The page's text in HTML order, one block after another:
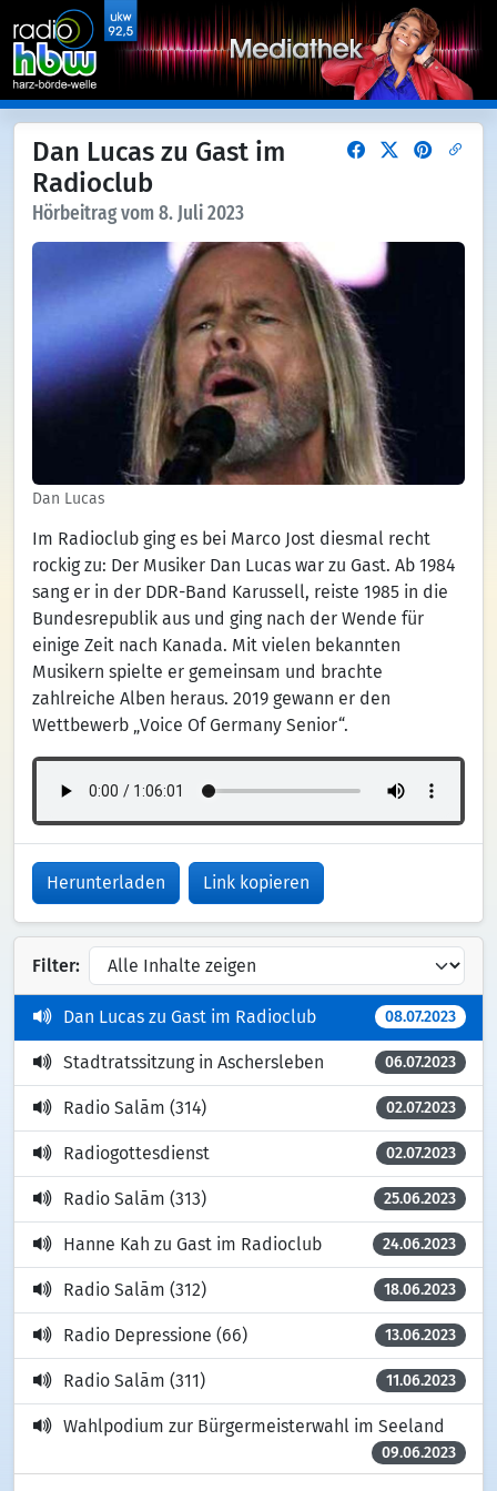
Dan Lucas zu Gast im
Radioclub
Hörbeitrag vom 8. Juli 2023
Dan Lucas
Im Radioclub ging es bei Marco Jost diesmal recht
rockig zu: Der Musiker Dan Lucas war zu Gast. Ab 1984
sang er in der DDR-Band Karussell, reiste 1985 in die
Bundesrepublik aus und ging nach der Wende für
einige Zeit nach Kanada. Mit vielen bekannten
Musikern spielte er gemeinsam und brachte
zahlreiche Alben heraus. 2019 gewann er den
Wettbewerb „Voice Of Germany Senior“.
Herunterladen Link kopieren
Filter:
Dan Lucas zu Gast im Radioclub 08.07.2023
Stadtratssitzung in Aschersleben 06.07.2023
Radio Salām (314) 02.07.2023
Radiogottesdienst 02.07.2023
Radio Salām (313) 25.06.2023
Hanne Kah zu Gast im Radioclub 24.06.2023
Radio Salām (312) 18.06.2023
Radio Depressione (66) 13.06.2023
Radio Salām (311) 11.06.2023
Wahlpodium zur Bürgermeisterwahl im Seeland
09.06.2023